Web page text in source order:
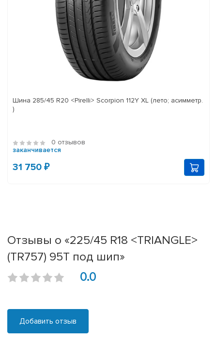
Шина 285/45 R20 <Pirelli> Scorpion 112Y XL (лето; асимметр.
)
0 отзывов
заканчивается
31 750 ₽
Отзывы о «225/45 R18 <TRIANGLE>
(TR757) 95T под шип»
0.0
Добавить отзыв